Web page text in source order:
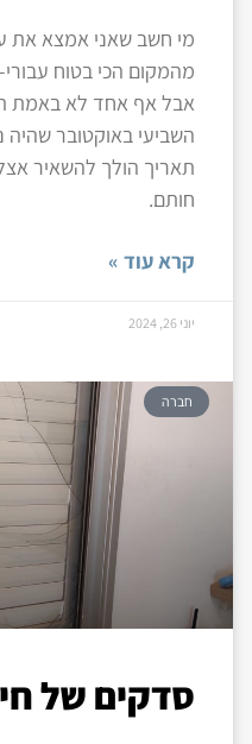
מי חשב שאני אמצא את
מהמקום הכי בטוח
אבל אף אחד לא באמת
השביעי באוקטובר
תאריך הולך להשאיר
חותם.
קרא עוד »
יוני 26, 2024
חברה
סדקים של